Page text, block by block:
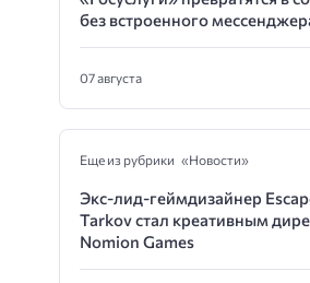
без встроенного
07 августа
Еще из рубрики «Новости»
Экс-лид-геймдизайнер
Tarkov стал креативным
Nomion Games